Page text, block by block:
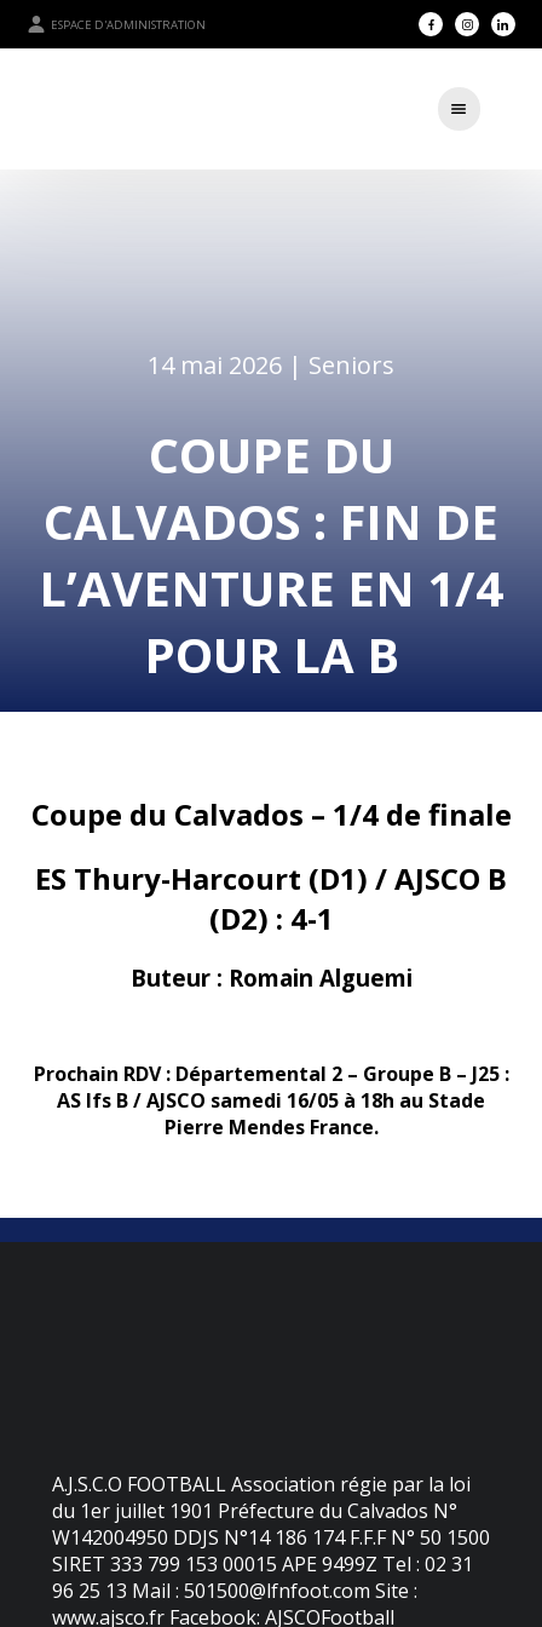
ESPACE D'ADMINISTRATION
14 mai 2026 | Seniors
COUPE DU
CALVADOS : FIN DE
L’AVENTURE EN 1/4
POUR LA B
Coupe du Calvados – 1/4 de finale
ES Thury-Harcourt (D1) / AJSCO B
(D2) : 4-1
Buteur : Romain Alguemi
Prochain RDV : Départemental 2 – Groupe B – J25 :
AS Ifs B / AJSCO samedi 16/05 à 18h au Stade
Pierre Mendes France.
A.J.S.C.O FOOTBALL Association régie par la loi
du 1er juillet 1901 Préfecture du Calvados N°
W142004950 DDJS N°14 186 174 F.F.F N° 50 1500
SIRET 333 799 153 00015 APE 9499Z Tel : 02 31
96 25 13 Mail : 501500@lfnfoot.com Site :
www.ajsco.fr Facebook: AJSCOFootball